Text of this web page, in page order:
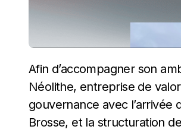
Afin d’accompagner son ambition de déploiement d’usines grande capacité en France,
Néolithe, entreprise de
gouvernance avec l’arrivée
Brosse, et la structuration